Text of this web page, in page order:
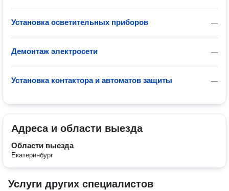
—
Установка осветительных приборов
—
Демонтаж электросети
—
Установка контактора и автоматов защиты
Адреса и области выезда
Области выезда
Екатеринбург
Услуги других специалистов